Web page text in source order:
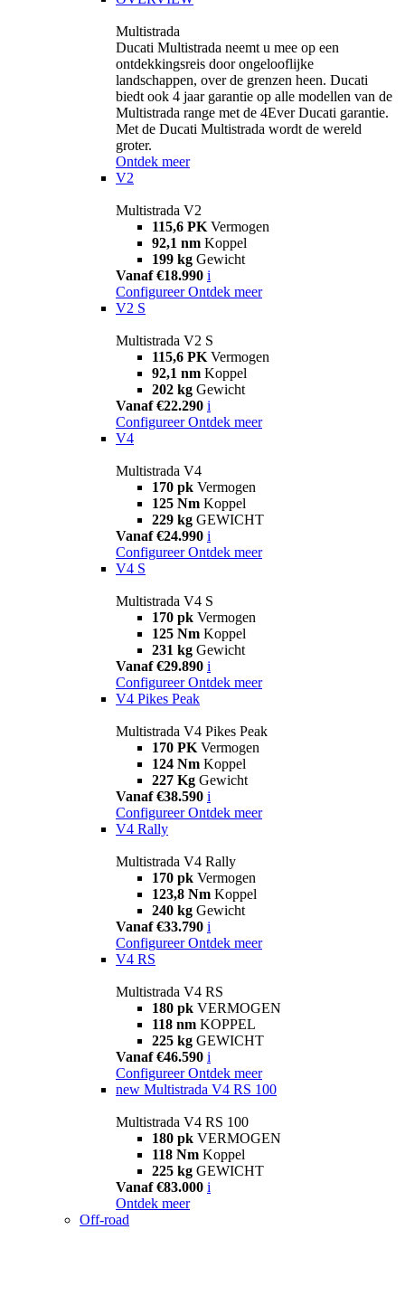
Multistrada
Ducati Multistrada neemt u mee op een
ontdekkingsreis door ongelooflijke
landschappen, over de grenzen heen. Ducati
biedt ook 4 jaar garantie op alle modellen van de
Multistrada range met de 4Ever Ducati garantie.
Met de Ducati Multistrada wordt de wereld
groter.
Ontdek meer
V2
Multistrada V2
115,6 PK Vermogen
92,1 nm Koppel
199 kg Gewicht
Vanaf €18.990 i
Configureer Ontdek meer
V2 S
Multistrada V2 S
115,6 PK Vermogen
92,1 nm Koppel
202 kg Gewicht
Vanaf €22.290 i
Configureer Ontdek meer
V4
Multistrada V4
170 pk Vermogen
125 Nm Koppel
229 kg GEWICHT
Vanaf €24.990 i
Configureer Ontdek meer
V4 S
Multistrada V4 S
170 pk Vermogen
125 Nm Koppel
231 kg Gewicht
Vanaf €29.890 i
Configureer Ontdek meer
V4 Pikes Peak
Multistrada V4 Pikes Peak
170 PK Vermogen
124 Nm Koppel
227 Kg Gewicht
Vanaf €38.590 i
Configureer Ontdek meer
V4 Rally
Multistrada V4 Rally
170 pk Vermogen
123,8 Nm Koppel
240 kg Gewicht
Vanaf €33.790 i
Configureer Ontdek meer
V4 RS
Multistrada V4 RS
180 pk VERMOGEN
118 nm KOPPEL
225 kg GEWICHT
Vanaf €46.590 i
Configureer Ontdek meer
new Multistrada V4 RS 100
Multistrada V4 RS 100
180 pk VERMOGEN
118 Nm Koppel
225 kg GEWICHT
Vanaf €83.000 i
Ontdek meer
Off-road